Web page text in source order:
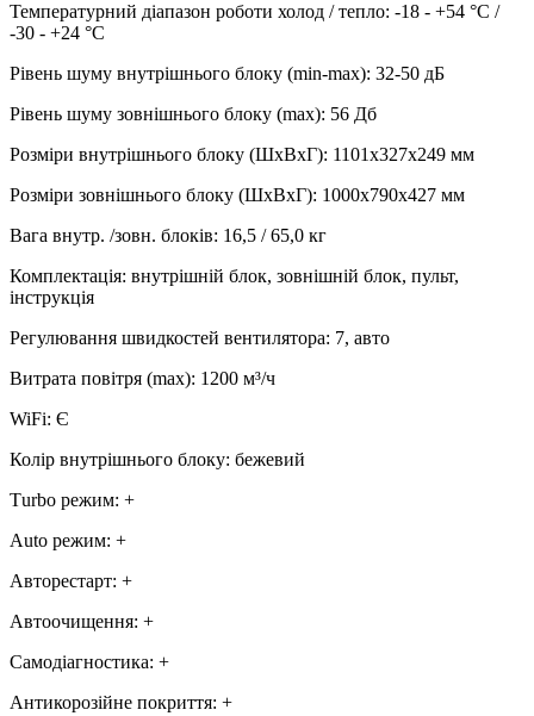
Температурний діапазон роботи холод / тепло: -18 - +54 °С /
-30 - +24 °С
Рівень шуму внутрішнього блоку (min-max): 32-50 дБ
Рівень шуму зовнішнього блоку (max): 56 Дб
Розміри внутрішнього блоку (ШхВхГ): 1101х327х249 мм
Розміри зовнішнього блоку (ШхВхГ): 1000х790х427 мм
Вага внутр. /зовн. блоків: 16,5 / 65,0 кг
Комплектація: внутрішній блок, зовнішній блок, пульт,
інструкція
Регулювання швидкостей вентилятора: 7, авто
Витрата повітря (max): 1200 м³/ч
WiFi: Є
Колір внутрішнього блоку: бежевий
Тurbo режим: +
Аuto режим: +
Авторестарт: +
Автоочищення: +
Самодіагностика: +
Антикорозійне покриття: +